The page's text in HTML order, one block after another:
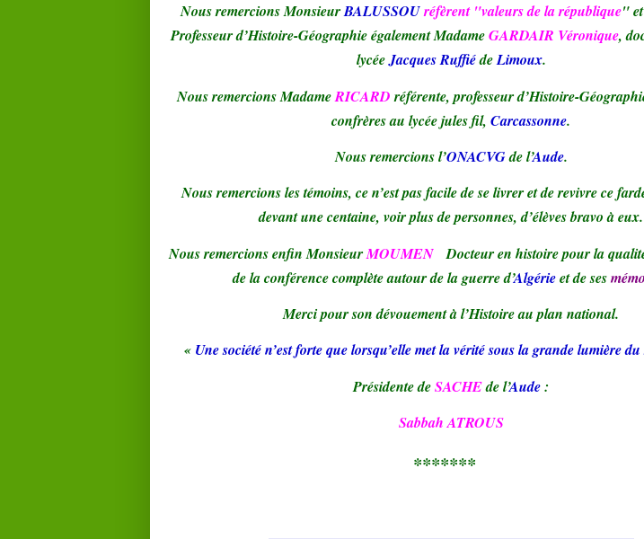
Nous remercions MonsieurBALUSSOUréfèrent "valeurs de la république" et
Professeur d’Histoire-Géographie également MadameGARDAIR Véronique,
lycéeJacques RuffiédeLimoux.
Nous remercions MadameRICARDréférente, professeur d’Histoire-
confrères au lycée jules fil, Carcassonne.
Nous remercions l’ONACVGde l’Aude.
Nous remercions les témoins, ce n’est pas facile de se livrer et de revivre ce
devant une centaine, voir plus de personnes, d’élèves bravo à eux.
Nous remercions enfin MonsieurMOUMENDocteur en histoire pour la
de la conférence complète autour de la guerre d’Algérieet de ses
Merci pour son dévouement à l’Histoire au plan national.
« Une société n’est forte que lorsqu’elle met la vérité sous la grande lumière
Présidente deSACHEde l’Aude:
Sabbah ATROUS
*******